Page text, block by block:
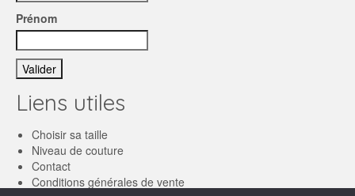
Prénom
Liens utiles
Choisir sa taille
Niveau de couture
Contact
Conditions générales de vente